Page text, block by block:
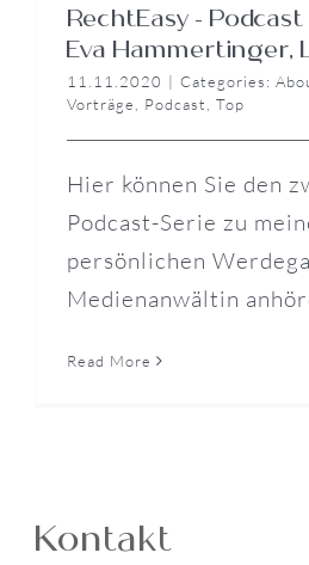
RechtEasy –
Eva Hammertinger,
11.11.2020 | Categories:
Vorträge
Podcast Top
Hier können Sie den
Podcast-Serie zu
persönlichen
Medienanwältin
Read More
Kontakt